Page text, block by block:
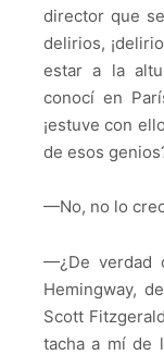
director que
delirios,
estar a la
conocí en
¡estuve con
de esos
—No, no lo
—¿De verdad
Hemingway,
Scott
tacha a mí de